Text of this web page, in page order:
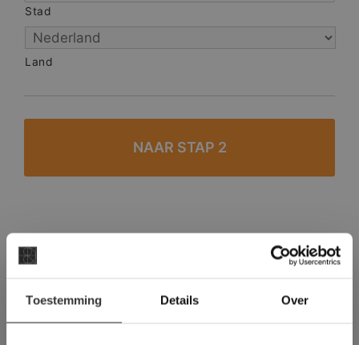
Toestemming Details Over
Stad
Land
#1 in de categorie vloeren op Trustpilot
Binnen 24 uur een passende offerte
Meer dan 500 m2 showroom
Deze website maakt
gebruik van cookies.